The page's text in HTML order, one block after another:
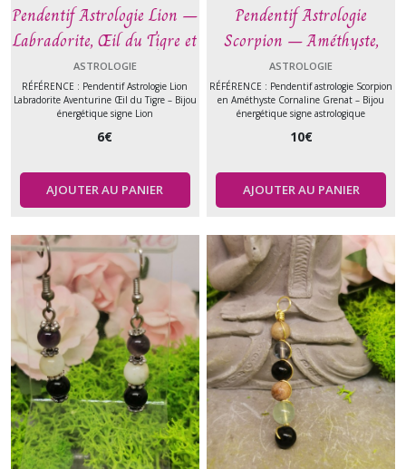
Pendentif Astrologie Lion –
Labradorite, Œil du Tigre et
Aventurine – Pierre
naturelle
ASTROLOGIE
RÉFÉRENCE : Pendentif Astrologie Lion
Labradorite Aventurine Œil du Tigre – Bijou
énergétique signe Lion
6€
AJOUTER AU PANIER
Pendentif Astrologie
Scorpion – Améthyste,
Cornaline et Grenat –
Pierre naturelle
ASTROLOGIE
RÉFÉRENCE : Pendentif astrologie Scorpion
en Améthyste Cornaline Grenat – Bijou
énergétique signe astrologique
10€
AJOUTER AU PANIER